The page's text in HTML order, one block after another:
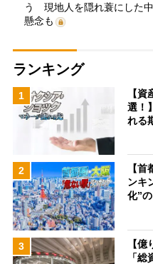
う 現地人を隠れ蓑にした
懸念も
ランキング
1
【
選！
れる
2
【
ンキ
化”
3
【
「